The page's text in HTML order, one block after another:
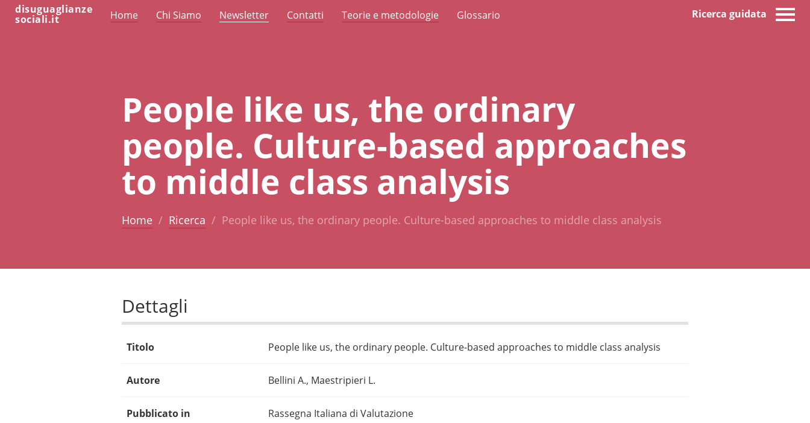
disuguaglianze
sociali.it Home Chi Siamo Newsletter Contatti Teorie e metodologie Glossario Ricerca guidata
People like us, the ordinary
people. Culture-based approaches
to middle class analysis
Home Ricerca People like us, the ordinary people. Culture-based approaches to middle class analysis
Dettagli
Titolo People like us, the ordinary people. Culture-based approaches to middle class analysis
Autore Bellini A., Maestripieri L.
Pubblicato in Rassegna Italiana di Valutazione